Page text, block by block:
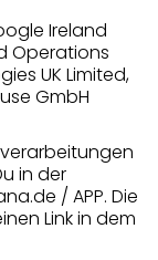
Ireland
Operations
UK Limited,
GmbH
in der
/ APP. Die
Link in dem